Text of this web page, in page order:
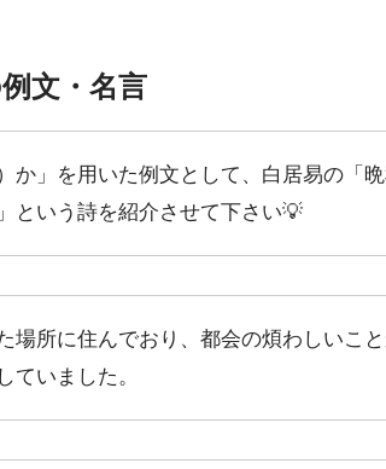
文・名言
か」を用いた例文として、白居易の「
という詩を紹介させて下さい💡
場所に住んでおり、都会の煩わしいこ
ていました。